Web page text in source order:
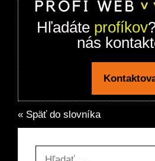
Hľadáte profíkov
nás
« Späť do slovníka